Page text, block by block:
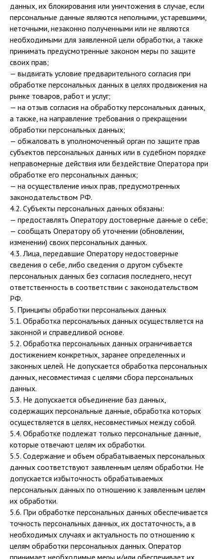
данных, их блокирования или уничтожения в случае, если
персональные данные являются неполными, устаревшими,
неточными, незаконно полученными или не являются
необходимыми для заявленной цели обработки, а также
принимать предусмотренные законом меры по защите
своих прав;
— выдвигать условие предварительного согласия при
обработке персональных данных в целях продвижения на
рынке товаров, работ и услуг;
— на отзыв согласия на обработку персональных данных,
а также, на направление требования о прекращении
обработки персональных данных;
— обжаловать в уполномоченный орган по защите прав
субъектов персональных данных или в судебном порядке
неправомерные действия или бездействие Оператора при
обработке его персональных данных;
— на осуществление иных прав, предусмотренных
законодательством РФ.
4.2. Субъекты персональных данных обязаны:
— предоставлять Оператору достоверные данные о себе;
— сообщать Оператору об уточнении (обновлении,
изменении) своих персональных данных.
4.3. Лица, передавшие Оператору недостоверные
сведения о себе, либо сведения о другом субъекте
персональных данных без согласия последнего, несут
ответственность в соответствии с законодательством
РФ.
5. Принципы обработки персональных данных
5.1. Обработка персональных данных осуществляется на
законной и справедливой основе.
5.2. Обработка персональных данных ограничивается
достижением конкретных, заранее определенных и
законных целей. Не допускается обработка персональных
данных, несовместимая с целями сбора персональных
данных.
5.3. Не допускается объединение баз данных,
содержащих персональные данные, обработка которых
осуществляется в целях, несовместимых между собой.
5.4. Обработке подлежат только персональные данные,
которые отвечают целям их обработки.
5.5. Содержание и объем обрабатываемых персональных
данных соответствуют заявленным целям обработки. Не
допускается избыточность обрабатываемых
персональных данных по отношению к заявленным целям
их обработки.
5.6. При обработке персональных данных обеспечивается
точность персональных данных, их достаточность, а в
необходимых случаях и актуальность по отношению к
целям обработки персональных данных. Оператор
принимает необходимые меры и/или обеспечивает их